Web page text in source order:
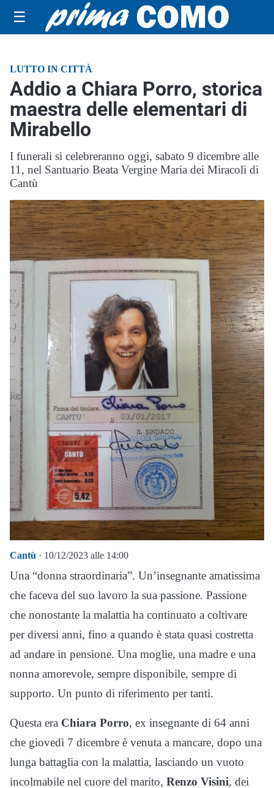
☰
LUTTO IN CITTÀ
Addio a Chiara Porro, storica
maestra delle elementari di
Mirabello
I funerali si celebreranno oggi, sabato 9 dicembre alle
11, nel Santuario Beata Vergine Maria dei Miracoli di
Cantù
Cantù · 10/12/2023 alle 14:00
Una “donna straordinaria”. Un’insegnante amatissima
che faceva del suo lavoro la sua passione. Passione
che nonostante la malattia ha continuato a coltivare
per diversi anni, fino a quando è stata quasi costretta
ad andare in pensione. Una moglie, una madre e una
nonna amorevole, sempre disponibile, sempre di
supporto. Un punto di riferimento per tanti.
Questa era Chiara Porro, ex insegnante di 64 anni
che giovedì 7 dicembre è venuta a mancare, dopo una
lunga battaglia con la malattia, lasciando un vuoto
incolmabile nel cuore del marito, Renzo Visini, dei